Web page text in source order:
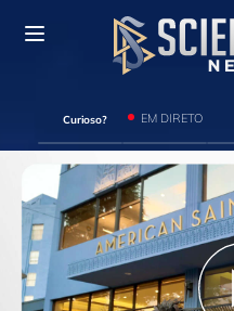
Curioso? EM DIRETO